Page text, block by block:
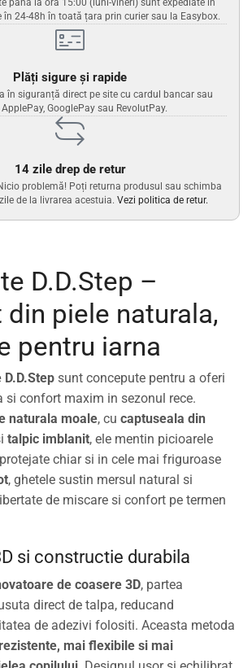
până la ora 15:00 (luni-vineri) sunt expediate în
în 24-48h în toată țara prin curier sau la Easybox.
Plăți sigure și rapide
în siguranță direct pe site cu cardul bancar sau
GooglePay sau RevolutPay.
14 zile drep de retur
problemă! Poți returna produsul sau schimba
de la livrarea acestuia. Vezi politica de retur.
D.D.Step –
piele naturala,
pentru iarna
sunt concepute pentru a oferi
si confort maxim in sezonul rece.
naturala moale, cu captuseala din
talpic imblanit, ele mentin picioarele
chiar si in cele mai friguroase
, ghetele sustin mersul natural si
de miscare si confort pe termen
si constructie durabila
de coasere 3D, partea
direct de talpa, reducand
de adezivi folositi. Aceasta metoda
mai flexibile si mai